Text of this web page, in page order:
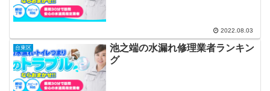
2022.08.03
台東区
池之端の水漏れ修理業者ランキン
グ